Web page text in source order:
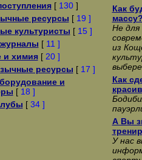
[ 130]
ресурсы [ 19 ]
культуристы [ 15 ]
[ 11 ]
и химия[ 20 ]
ресурсы [ 17 ]
и
[ 18 ]
[ 34 ]
Как
Не для
из
Как
А Вы
У нас